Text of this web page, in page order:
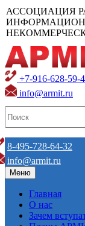
АССОЦИАЦИЯ
+7-916-628-59-
info@armit.ru
8-495-728-64-32
info@armit.ru
Меню
Главная
О нас
Зачем